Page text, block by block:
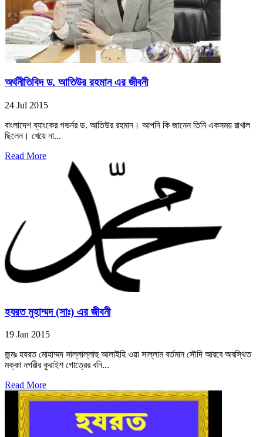
অর্থনীতিবিদ ড. আতিউর রহমান এর জীবনী
24 Jul 2015
বাংলাদেশ ব্যাংকের গভর্নর ড. আতিউর রহমান। আপনি কি জানেন তিনি একসময় রাখাল
ছিলেন। খেয়ে না...
Read More
হযরত মুহাম্মদ (সাঃ) এর জীবনী
19 Jan 2015
জন্মঃ হযরত মোহাম্মদ সাল্লাল্লাহু আলাইহি ওয়া সাল্লাম বর্তমান সৌদি আরবে অবস্থিত
মক্কা নগরীর কুরাইশ গোত্রের বনি...
Read More